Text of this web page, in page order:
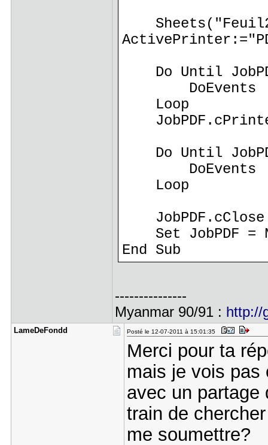
Do Until
DoEvents
Loop
Do Until
DoEvents
Loop
JobPDF.cClose
Set JobPDF =
End Sub
---------------
Myanmar 90/91 : http://
LameDeFond​d Posté le 12-07-2011 à 15:01:35
Merci pour ta
mais je vois pas
avec un partage
train de
me soumettre?